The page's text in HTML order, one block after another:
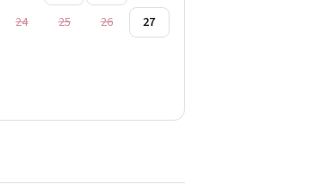
24 25 26
27